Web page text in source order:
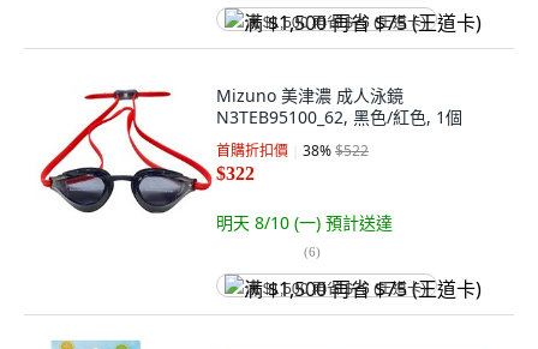
满 $1,500 再省 $75 (王道卡)
Mizuno 美津濃 成人泳鏡
N3TEB95100_62, 黑色/紅色, 1個
首購折扣價 38%$522
$322
明天 8/10 (一) 預計送達
(6)
满 $1,500 再省 $75 (王道卡)